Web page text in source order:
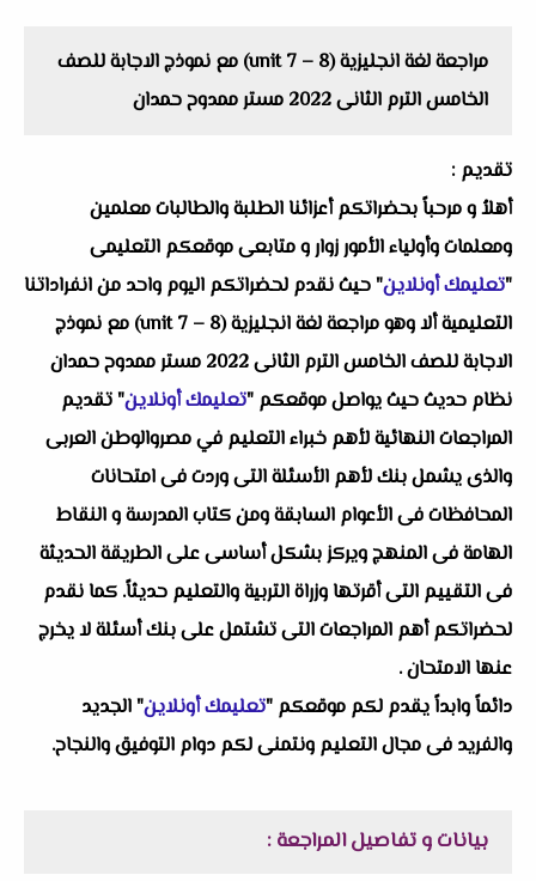
مراجعة لغة انجليزية (unit 7 – 8) مع نموذج الاجابة للصف
الخامس الترم الثانى 2022 مستر ممدوح حمدان
تقديم :
أهلاُ و مرحباً بحضراتكم أعزائنا الطلبة والطالبات معلمين
ومعلمات وأولياء الأمور زوار و متابعى موقعكم التعليمى
"تعليمك أونلاين" حيث نقدم لحضراتكم اليوم واحد من انفراداتنا
التعليمية ألا وهو مراجعة لغة انجليزية (unit 7 – 8) مع نموذج
الاجابة للصف الخامس الترم الثانى 2022 مستر ممدوح حمدان
نظام حديث حيث يواصل موقعكم "تعليمك أونلاين" تقديم
المراجعات النهائية لأهم خبراء التعليم في مصروالوطن العربى
والذى يشمل بنك لأهم الأسئلة التى وردت فى امتحانات
المحافظات فى الأعوام السابقة ومن كتاب المدرسة و النقاط
الهامة فى المنهج ويركز بشكل أساسى على الطريقة الحديثة
فى التقييم التى أقرتها وزراة التربية والتعليم حديثاً. كما نقدم
لحضراتكم أهم المراجعات التى تشتمل على بنك أسئلة لا يخرج
عنها الامتحان .
دائماً وابداً يقدم لكم موقعكم "تعليمك أونلاين" الجديد
والفريد فى مجال التعليم ونتمنى لكم دوام التوفيق والنجاح.
بيانات و تفاصيل المراجعة :